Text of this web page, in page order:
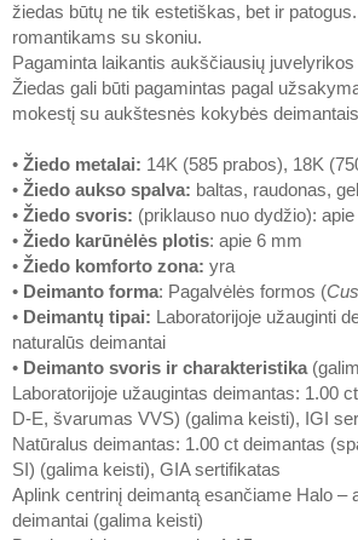
žiedas būtų ne tik estetiškas, bet ir
romantikams su skoniu.
Pagaminta laikantis aukščiausių
Žiedas gali būti pagamintas pagal
mokestį su aukštesnės kokybės
• Žiedo metalai: 14K (585 prabos), 18K
• Žiedo aukso spalva: baltas, raudonas,
• Žiedo svoris: (priklauso nuo dydžio):
• Žiedo karūnėlės plotis: apie 6 mm
• Žiedo komforto zona: yra
• Deimanto forma: Pagalvėlės formos (
• Deimantų tipai: Laboratorijoje užauginti
naturalūs deimantai
• Deimanto svoris ir charakteristika
Laboratorijoje užaugintas deimantas: 1.00
D-E, švarumas VVS) (galima keisti), IGI
Natūralus deimantas: 1.00 ct deimantas
SI) (galima keisti), GIA sertifikatas
Aplink centrinį deimantą esančiame Halo –
deimantai (galima keisti)